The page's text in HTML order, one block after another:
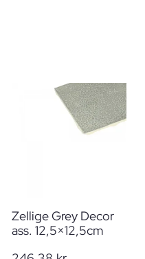
Zellige Grey Decor
ass. 12,5×12,5cm